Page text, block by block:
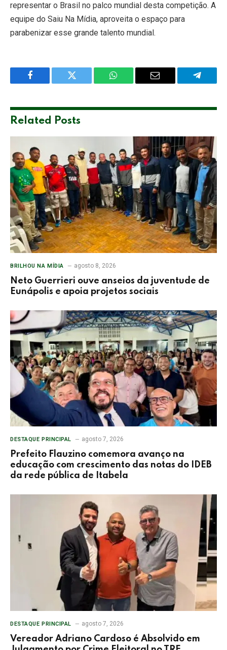
representar o Brasil no palco mundial desta competição. A
equipe do Saiu Na Mídia, aproveita o espaço para
parabenizar esse grande talento mundial.
Facebook Twitter WhatsApp Email
Related Posts
BRILHOU NA MÍDIA agosto 8, 2026
Neto Guerrieri ouve anseios da juventude de
Eunápolis e apoia projetos sociais
DESTAQUE PRINCIPAL agosto 7, 2026
Prefeito Flauzino comemora avanço na
educação com crescimento das notas do IDEB
da rede pública de Itabela
DESTAQUE PRINCIPAL agosto 7, 2026
Vereador Adriano Cardoso é Absolvido em